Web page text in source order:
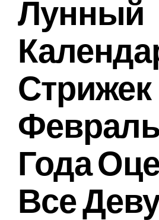
Лунный
Февраль
Года
Все